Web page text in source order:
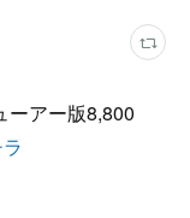
ーアー版8,800